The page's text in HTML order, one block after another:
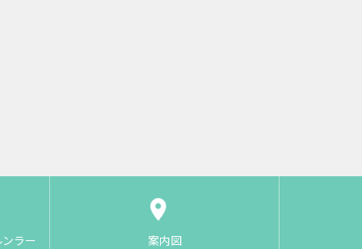
ラー
案内図